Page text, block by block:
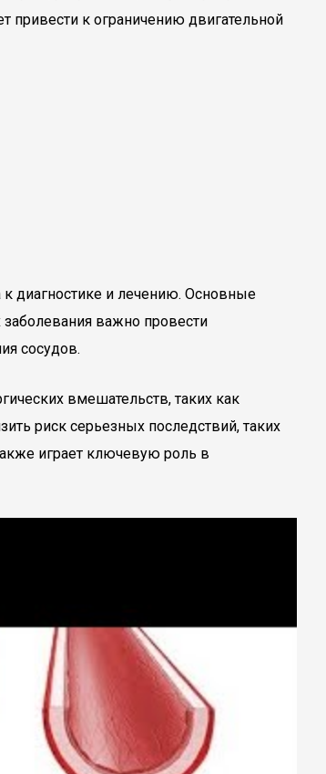
привести к ограничению двигательной
к диагностике и лечению. Основные
важно провести
сосудов.
вмешательств, таких как
риск серьезных последствий, таких
играет ключевую роль в